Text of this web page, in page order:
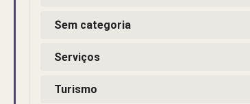
Sem categoria
Serviços
Turismo